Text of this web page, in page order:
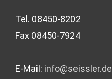
Tel. 08450-8202
Fax 08450-7924
E-Mail: info@seissler.de